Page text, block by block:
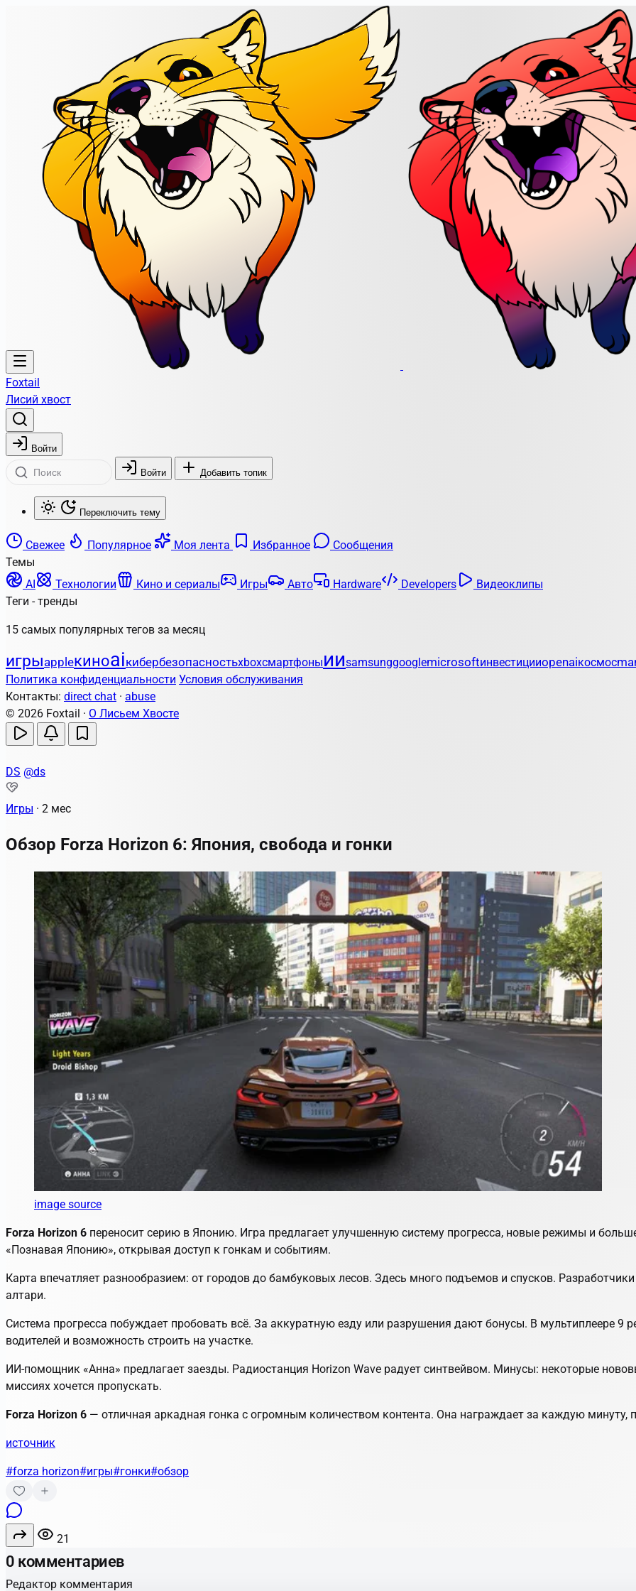
Foxtail
Лисий хвост
Войти
Войти Добавить топик
Переключить тему
Свежее Популярное Моя лента Избранное
Сообщения
Темы
AI
Технологии Кино и сериалы Игры Авто Hardware Developers
Видеоклипы
Теги - тренды
15 самых популярных тегов за месяц
игрыappleкиноaiкибербезопасностьxboxсмартфоныииsamsunggooglemicrosoftинвестицииopenaiкосмос
Политика конфиденциальности Условия обслуживания
Контакты: direct chat · abuse
© 2026 Foxtail · О Лисьем Хвосте
DS @ds
Игры · 2 мес
Обзор Forza Horizon 6: Япония, свобода и гонки
image source
Forza Horizon 6 переносит серию в Японию. Игра предлагает улучшенную систему прогресса, новые режимы и
«Познавая Японию», открывая доступ к гонкам и событиям.
Карта впечатляет разнообразием: от городов до бамбуковых лесов. Здесь много подъемов и спусков.
алтари.
Система прогресса побуждает пробовать всё. За аккуратную езду или разрушения дают бонусы. В мультиплеере
водителей и возможность строить на участке.
ИИ-помощник «Анна» предлагает заезды. Радиостанция Horizon Wave радует синтвейвом. Минусы: некоторые
миссиях хочется пропускать.
Forza Horizon 6 — отличная аркадная гонка с огромным количеством контента. Она награждает за каждую минуту,
источник
#forza horizon#игры#гонки#обзор
21
0 комментариев
Редактор комментария